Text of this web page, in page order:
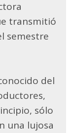
transmitió
semestre
del
sólo
una lujosa